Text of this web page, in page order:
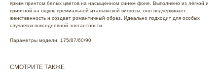
ярким принтом белых цветов на насыщенном синем фоне. Выполнено из лёгкой и
приятной на ощупь премиальной итальянской вискозы, оно подчёркивает
женственность и создает романтичный образ. Идеально подходит для особых
случаев и повседневной элегантности.
Параметры модели: 175/87/60/90.
СМОТРИТЕ ТАКЖЕ